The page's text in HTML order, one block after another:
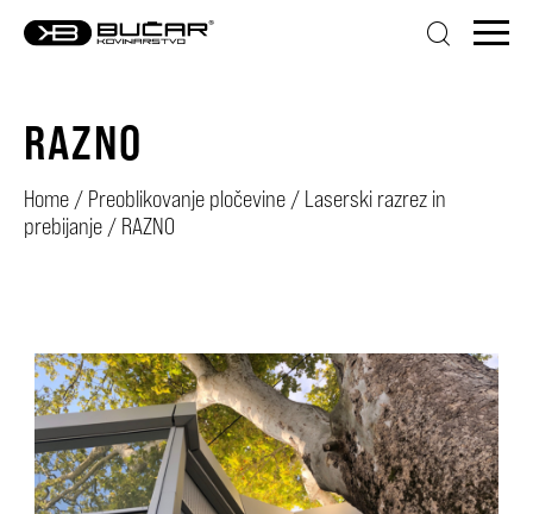
RAZNO
Home / Preoblikovanje pločevine / Laserski razrez in
prebijanje / RAZNO